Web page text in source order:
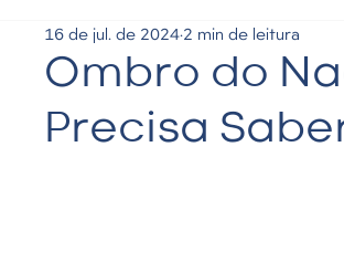
Ombro do
Precisa
16 de jul. de 2024 2 min de leitura